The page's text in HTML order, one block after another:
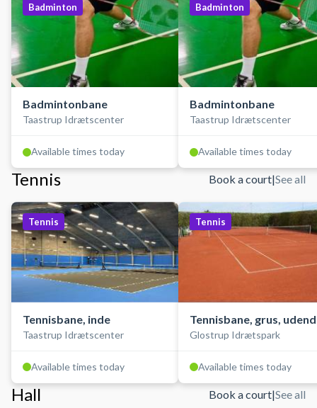
Badminton
Badmintonbane
Taastrup Idrætscenter
Available times today
Badminton
Badmintonbane
Taastrup Idrætscenter
Available times today
Tennis Book a court|See all
Tennis
Tennisbane, inde
Taastrup Idrætscenter
Available times today
Tennis
Tennisbane, grus,
Glostrup Idrætspark
Available times today
Hall Book a court|See all